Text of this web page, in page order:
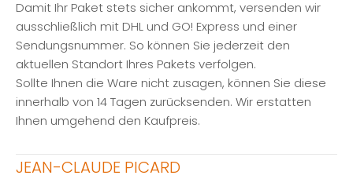
Damit Ihr Paket stets sicher ankommt, versenden wir
ausschließlich mit DHL und GO! Express und einer
Sendungsnummer. So können Sie jederzeit den
aktuellen Standort Ihres Pakets verfolgen.
Sollte Ihnen die Ware nicht zusagen, können Sie diese
innerhalb von 14 Tagen zurücksenden. Wir erstatten
Ihnen umgehend den Kaufpreis.
JEAN-CLAUDE PICARD